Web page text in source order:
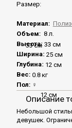
33 см
12 см
Размер:
Материал:
Объем: 8 л.
Высота: 33 см
Ширина: 25 см
Глубина: 12 см
Вес: 0.8 кг
Пол: ♀
Описание
Небольшой
девушек.